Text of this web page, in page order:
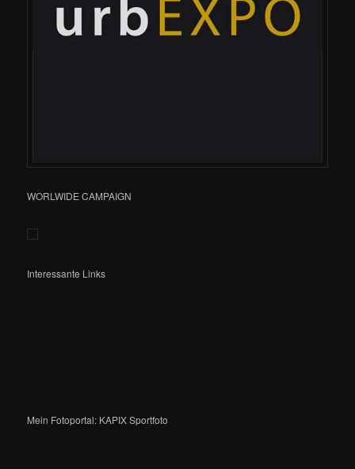
WORLWIDE CAMPAIGN
Interessante Links
Mein Fotoportal: KAPIX Sportfoto